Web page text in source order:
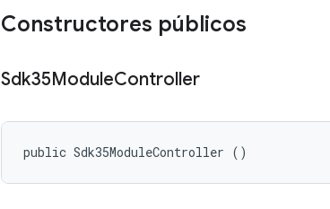
Constructores públicos
Sdk35ModuleController
public Sdk35ModuleController ()